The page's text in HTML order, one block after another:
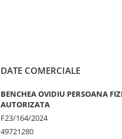
DATE COMERCIALE
BENCHEA OVIDIU PERSOANA
AUTORIZATA
F23/164/2024
49721280